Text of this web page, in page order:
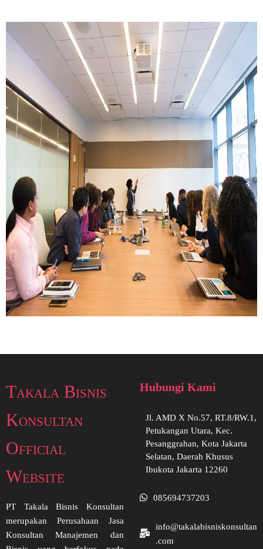
Takala Bisnis
Konsultan
Official
Website
PT Takala Bisnis Konsultan
merupakan Perusahaan Jasa
Konsultan Manajemen dan
Hubungi Kami
Jl. AMD X No.57, RT.8/RW.1,
Petukangan Utara, Kec.
Pesanggrahan, Kota Jakarta
Selatan, Daerah Khusus
Ibukota Jakarta 12260
085694737203
info@takalabisniskonsultan
.com